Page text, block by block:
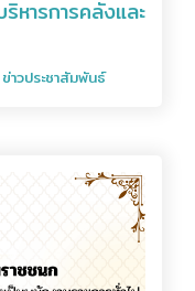
หารการคลังและ
ข่าวประชาสัมพันธ์